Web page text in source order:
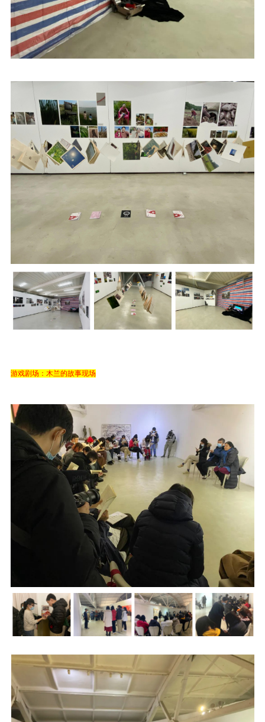
游戏剧场：木兰的故事现场